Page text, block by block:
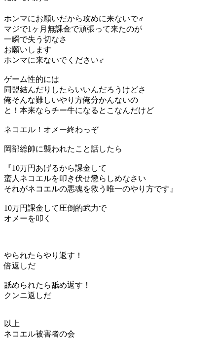
ホンマにお願いだから攻めに来ないで‍♂️
マジで1ヶ月無課金で頑張って来たのが
一瞬で失う切なさ
お願いします
ホンマに来ないでください‍♂️
ゲーム性的には
同盟結んだりしたらいいんだろうけどさ
俺そんな難しいやり方俺分かんないの
と！本来ならチー牛になるとこなんだけど
ネコエル！オメー終わっぞ
岡部総帥に襲われたこと話したら
『10万円あげるから課金して
蛮人ネコエルを叩き伏せ懲らしめなさい
それがネコエルの悪魂を救う唯一のやり方です』
10万円課金して圧倒的武力で
オメーを叩く
やられたらやり返す！
倍返しだ
舐められたら舐め返す！
クンニ返しだ
以上
ネコエル被害者の会